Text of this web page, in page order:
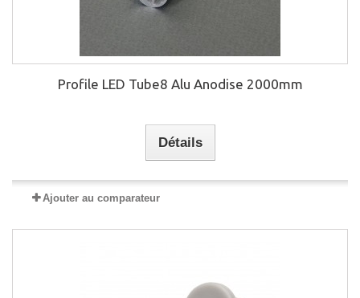
Profile LED Tube8 Alu Anodise 2000mm
Détails
Ajouter au comparateur